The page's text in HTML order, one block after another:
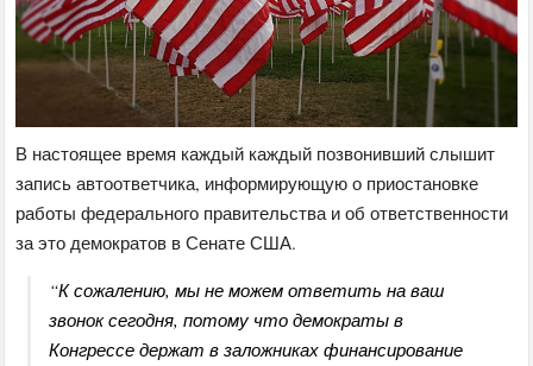
В настоящее время каждый каждый позвонивший слышит
запись автоответчика, информирующую о приостановке
работы федерального правительства и об ответственности
за это демократов в Сенате США.
“К сожалению, мы не можем ответить на ваш
звонок сегодня, потому что демократы в
Конгрессе держат в заложниках финансирование